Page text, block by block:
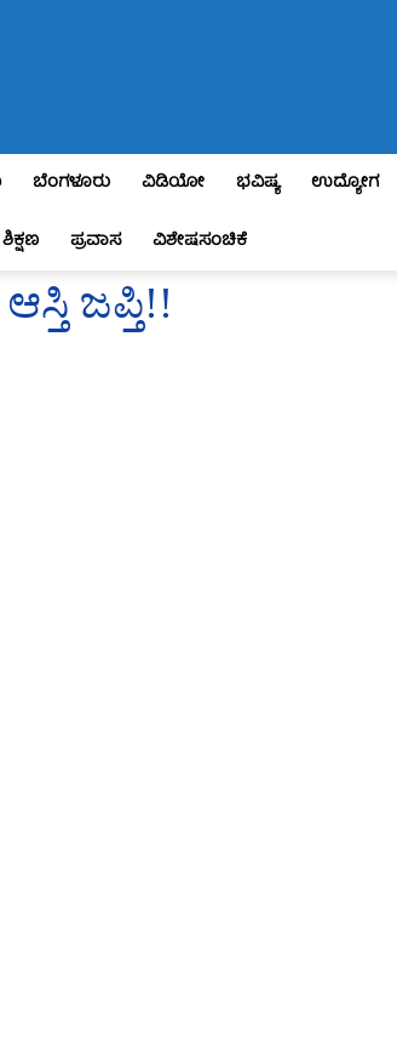
ಬೆಂಗಳೂರು ವಿಡಿಯೋ ಭವಿಷ್ಯ ಉದ್ಯೋಗ
ಶಿಕ್ಷಣ ಪ್ರವಾಸ ವಿಶೇಷಸಂಚಿಕೆ
ಜಪ್ತಿ!!